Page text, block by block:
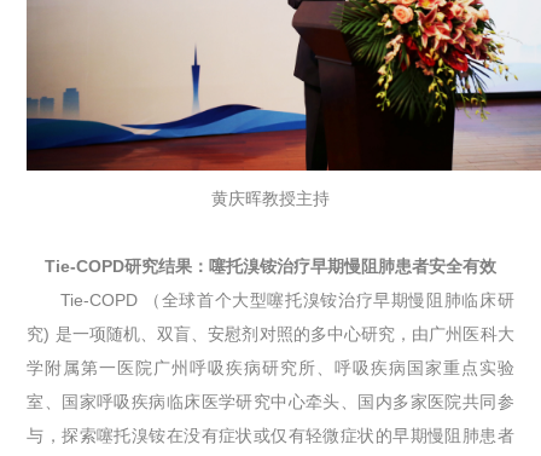
黄庆晖教授主持
Tie-COPD研究结果：噻托溴铵治疗早期慢阻肺患者安全有效
Tie-COPD （全球首个大型噻托溴铵治疗早期慢阻肺临床研
究) 是一项随机、双盲、安慰剂对照的多中心研究，由广州医科大
学附属第一医院广州呼吸疾病研究所、呼吸疾病国家重点实验
室、国家呼吸疾病临床医学研究中心牵头、国内多家医院共同参
与，探索噻托溴铵在没有症状或仅有轻微症状的早期慢阻肺患者